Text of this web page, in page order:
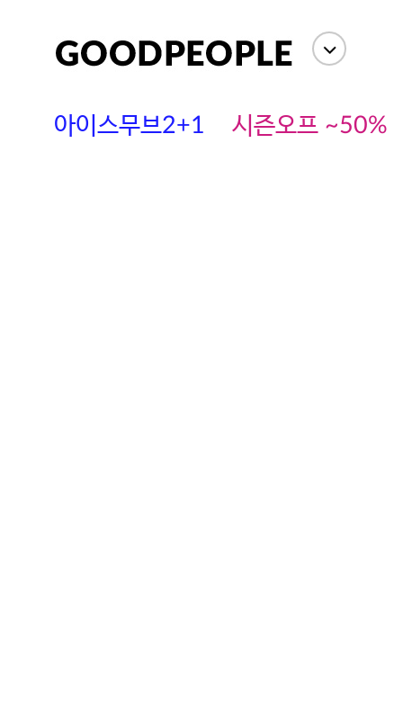
아이스무브2+1 시즌오프 ~50%